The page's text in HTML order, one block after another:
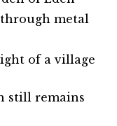
metal
of a village
still remains